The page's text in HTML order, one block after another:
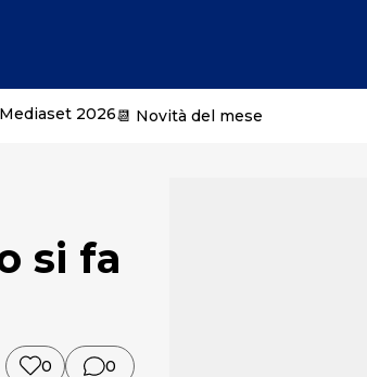
2026📆 Novità del mese
si fa
0 0